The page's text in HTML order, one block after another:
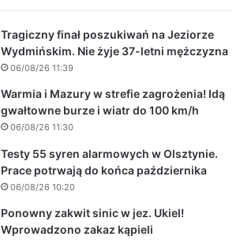
Tragiczny finał poszukiwań na Jeziorze
Wydmińskim. Nie żyje 37-letni mężczyzna
06/08/26 11:39
Warmia i Mazury w strefie zagrożenia! Idą
gwałtowne burze i wiatr do 100 km/h
06/08/26 11:30
Testy 55 syren alarmowych w Olsztynie.
Prace potrwają do końca października
06/08/26 10:20
Ponowny zakwit sinic w jez. Ukiel!
Wprowadzono zakaz kąpieli